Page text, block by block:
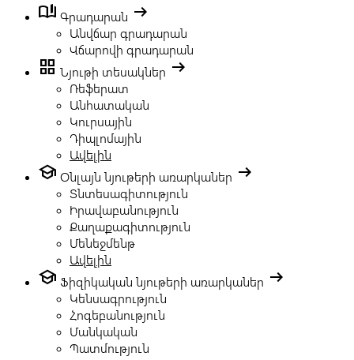
book_ribbon Գրադարան arrow_right_alt
Անվճար գրադարան
Վճարովի գրադարան
grid_view Նյութի տեսակներ arrow_right_alt
Ռեֆերատ
Անհատական
Կուրսային
Դիպլոմային
Ավելին
school Օնլայն նյութերի առարկաներ arrow_right_alt
Տնտեսագիտություն
Իրավաբանություն
Քաղաքագիտություն
Մենեջմենթ
Ավելին
school Ֆիզիկական նյութերի առարկաներ arrow_right_alt
Կենսագրություն
Հոգեբանություն
Մանկական
Պատմություն